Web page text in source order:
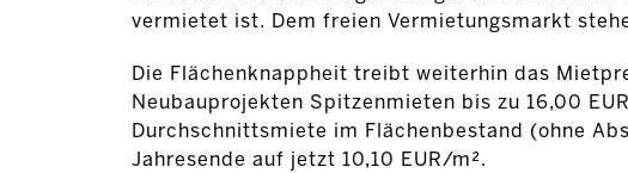
vermietet ist. Dem freien Vermietungsmarkt
Die Flächenknappheit treibt weiterhin das
Neubauprojekten Spitzenmieten bis zu 16,00
Durchschnittsmiete im Flächenbestand (ohne
Jahresende auf jetzt 10,10 EUR/m².